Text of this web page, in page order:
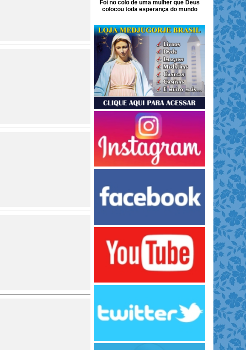
Foi no colo de uma mulher que Deus
colocou toda esperança do mundo